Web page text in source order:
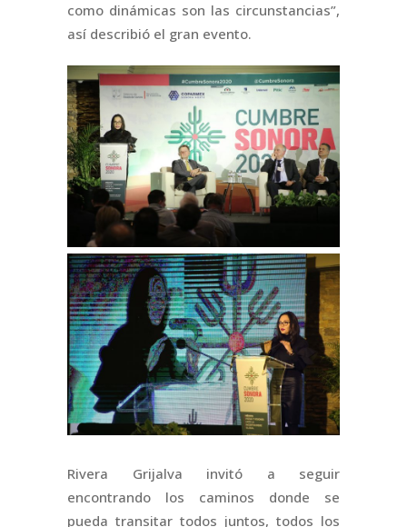
como dinámicas son las circunstancias”,
así describió el gran evento.
Rivera Grijalva invitó a seguir
encontrando los caminos donde se
pueda transitar todos juntos, todos los